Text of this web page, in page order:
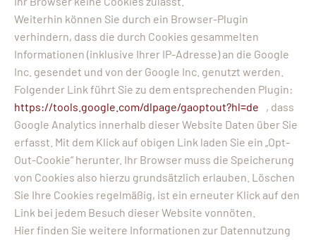
Weiterhin können Sie durch ein Browser-Plugin
verhindern, dass die durch Cookies gesammelten
Informationen (inklusive Ihrer IP-Adresse) an die Google
Inc. gesendet und von der Google Inc. genutzt werden.
Folgender Link führt Sie zu dem entsprechenden Plugin:
https://tools.google.com/dlpage/gaoptout?hl=de , dass
Google Analytics innerhalb dieser Website Daten über Sie
erfasst. Mit dem Klick auf obigen Link laden Sie ein „Opt-
Out-Cookie“ herunter. Ihr Browser muss die Speicherung
von Cookies also hierzu grundsätzlich erlauben. Löschen
Sie Ihre Cookies regelmäßig, ist ein erneuter Klick auf den
Link bei jedem Besuch dieser Website vonnöten.
Hier finden Sie weitere Informationen zur Datennutzung